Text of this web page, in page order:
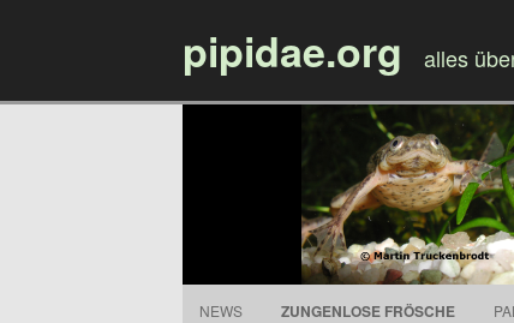
pipidae.org alles
NEWS ZUNGENLOSE FRÖSCHE